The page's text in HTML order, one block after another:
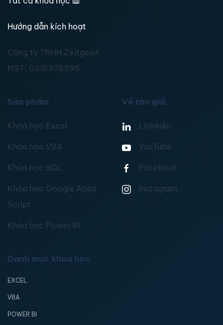
Hướng dẫn kích hoạt
Công ty TNHH Zeitgeist
MST: 0315976395
Sản phẩm
Khóa học Excel
Khóa học VBA
Khóa học SQL
Khóa học Google Apps
Script
Khóa học Power BI
Về tác giả
Linkedin
YouTube
Facebook
Instagram
Danh mục khóa học
EXCEL
VBA
POWER BI